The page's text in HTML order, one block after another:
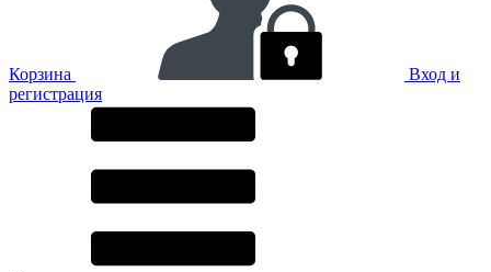
Корзина
Вход и
регистрация